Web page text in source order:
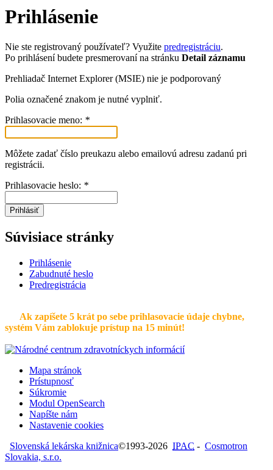
Prihlásenie
Nie ste registrovaný používateľ? Využite predregistráciu.
Po prihlásení budete presmerovaní na stránku Detail záznamu
Prehliadač Internet Explorer (MSIE) nie je podporovaný
Polia označené znakom je nutné vyplniť.
Prihlasovacie meno: *
Môžete zadať číslo preukazu alebo emailovú adresu zadanú pri
registrácii.
Prihlasovacie heslo: *
Prihlásiť
Súvisiace stránky
Prihlásenie
Zabudnuté heslo
Predregistrácia
Ak zapíšete 5 krát po sebe prihlasovacie údaje chybne,
systém Vám zablokuje prístup na 15 minút!
Mapa stránok
Prístupnosť
Súkromie
Modul OpenSearch
Napíšte nám
Nastavenie cookies
Slovenská lekárska knižnica©1993-2026 IPAC - Cosmotron
Slovakia, s.r.o.